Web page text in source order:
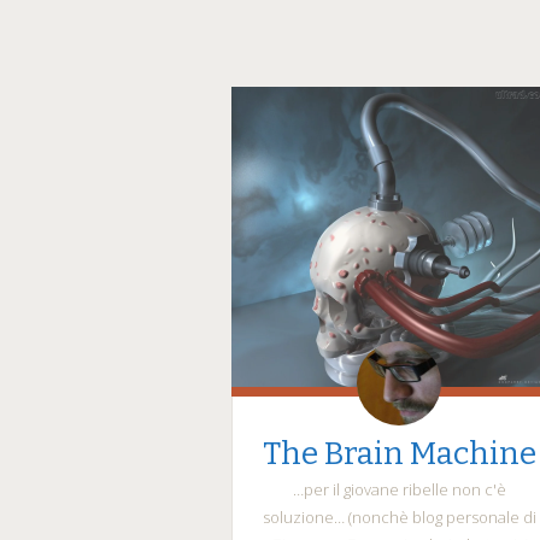
The Brain Machine
…per il giovane ribelle non c'è
soluzione… (nonchè blog personale di